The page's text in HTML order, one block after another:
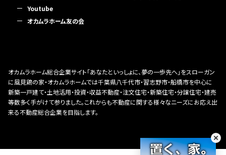
Youtube
オカムラホーム友の会
オカムラホーム総合企業サイト「あなたといっしょに、夢の一歩先へ」をスローガン
に風見鶏の家・オカムラホームでは千葉県八千代市・習志野市・船橋市を中心に
新築一戸建て・土地活用・投資・収益不動産・注文住宅・新築住宅・分譲住宅・建売
等数多く手がけて参りました。これからも不動産に関する様々なニーズにお応え出
来る不動産総合企業を目指します。